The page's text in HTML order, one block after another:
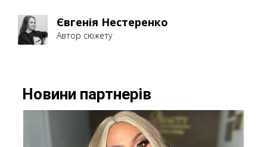
Євгенія Нестеренко
Автор сюжету